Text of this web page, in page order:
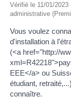
Vérifié le 11/01/
administrative
Vous voulez
d'installation à
(<a href="http://
EEE</a> ou
étudiant,
connaître.